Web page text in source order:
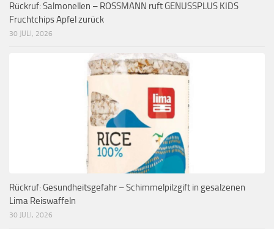
Rückruf: Salmonellen – ROSSMANN ruft GENUSSPLUS KIDS
Fruchtchips Apfel zurück
30 JULI, 2026
Rückruf: Gesundheitsgefahr – Schimmelpilzgift in gesalzenen
Lima Reiswaffeln
30 JULI, 2026